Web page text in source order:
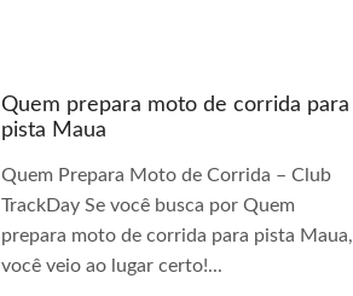
Quem prepara moto de corrida para
pista Maua
Quem Prepara Moto de Corrida – Club
TrackDay Se você busca por Quem
prepara moto de corrida para pista Maua,
você veio ao lugar certo!...